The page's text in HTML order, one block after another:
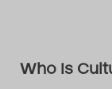
Who Is